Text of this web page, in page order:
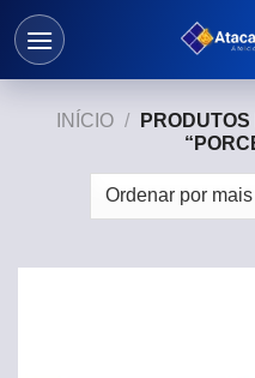
Skip
INÍCIO /